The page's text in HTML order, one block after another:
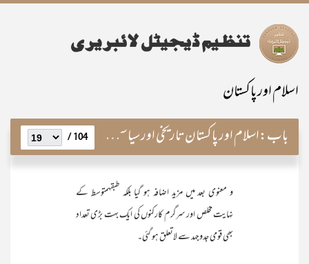
اسلام اور پاکستان
باب:اسلام اور پاکستان تاریخی اور سیاسی پس منظر 104 /
و معنوی بعد میں مزید اضافہ ہو گیا بلکہ طبقہمتوسط کے
نہایت مخلص اور سرگرم کارکنوں کی ایک بہت بڑی تعداد
بھی قومی جدوجہد سے لاتعلق ہو گئی۔